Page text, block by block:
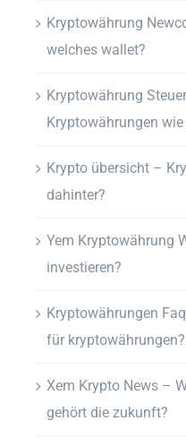
Kryptowährung
welches wallet?
Kryptowährung
Kryptowährungen
Krypto übersicht –
dahinter?
Yem Kryptowährung
investieren?
Kryptowährungen
für kryptowährungen?
Xem Krypto News –
gehört die zukunft?